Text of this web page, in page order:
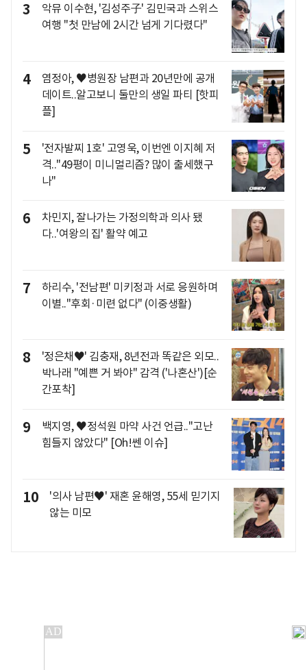
3
악뮤 이수현, '김성주子' 김민국과 스위스
여행 "첫 만남에 2시간 넘게 기다렸다"
4
염정아, ♥병원장 남편과 20년만에 공개
데이트..알고보니 둘만의 생일 파티 [핫피
플]
5
'전자발찌 1호' 고영욱, 이번엔 이지혜 저
격.."49평이 미니멀리즘? 많이 출세했구
나"
6
차민지, 잘나가는 가정의학과 의사 됐
다..'여왕의 집' 활약 예고
7
하리수, '전남편' 미키정과 서로 응원하며
이별.."후회·미련 없다" (이중생활)
8
'정은채♥' 김충재, 8년전과 똑같은 외모..
박나래 "예쁜 거 봐야" 감격 ('나혼산')[순
간포착]
9
백지영, ♥정석원 마약 사건 언급.."고난
힘들지 않았다" [Oh!쎈 이슈]
10
'의사 남편♥' 재혼 윤해영, 55세 믿기지
않는 미모